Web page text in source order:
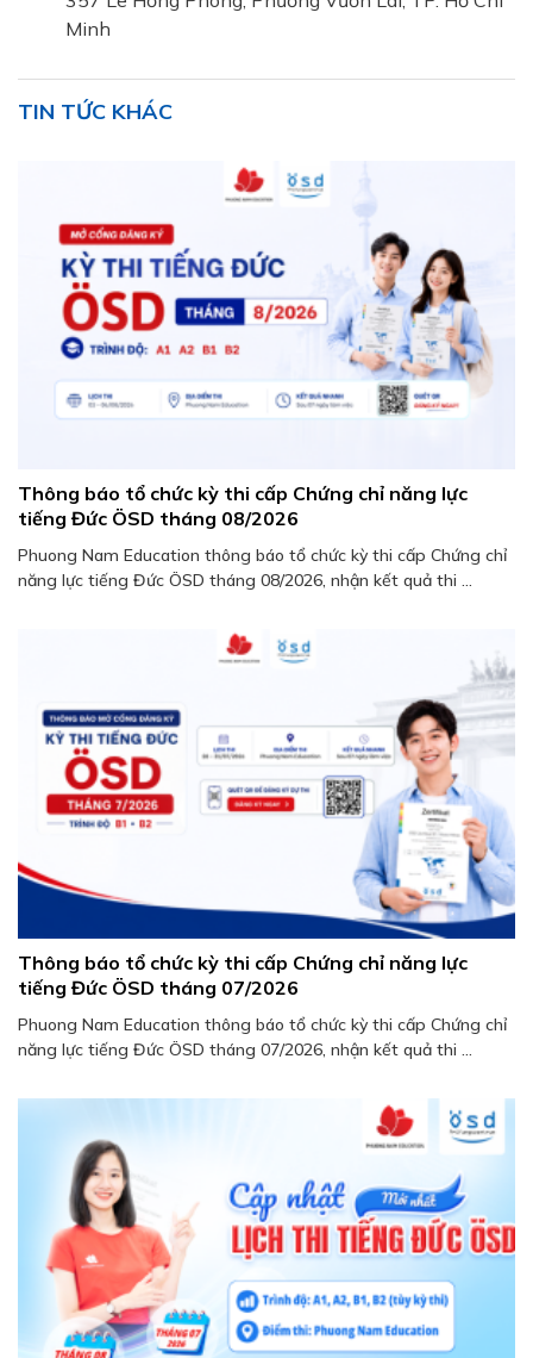
Minh
TIN TỨC KHÁC
Thông báo tổ chức kỳ thi cấp Chứng chỉ năng lực
tiếng Đức ÖSD tháng 08/2026
Phuong Nam Education thông báo tổ chức kỳ thi cấp Chứng chỉ
năng lực tiếng Đức ÖSD tháng 08/2026, nhận kết quả thi ...
Thông báo tổ chức kỳ thi cấp Chứng chỉ năng lực
tiếng Đức ÖSD tháng 07/2026
Phuong Nam Education thông báo tổ chức kỳ thi cấp Chứng chỉ
năng lực tiếng Đức ÖSD tháng 07/2026, nhận kết quả thi ...